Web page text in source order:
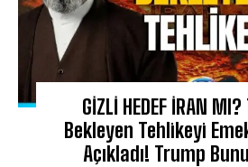
GİZLİ HEDEF İRAN
Bekleyen Tehlikeyi
Açıkladı! Trump